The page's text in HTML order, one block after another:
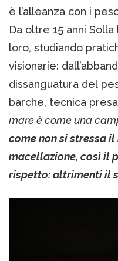
è l’alleanza con i
Da oltre 15 anni
loro, studiando
visionarie:
dissanguatura del
barche, tecnica
mare è come una
come non si stressa
macellazione, così il
rispetto: altrimenti il